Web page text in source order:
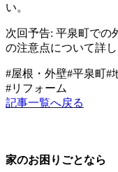
い。
次回予告: 平泉町での
の注意点について詳
#屋根・外壁#平泉町#
#リフォーム
記事一覧へ戻る
家のお困りごとなら